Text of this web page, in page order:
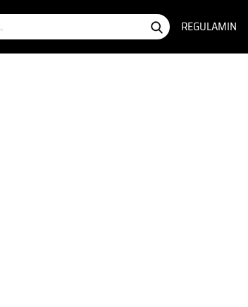
REGULAMIN